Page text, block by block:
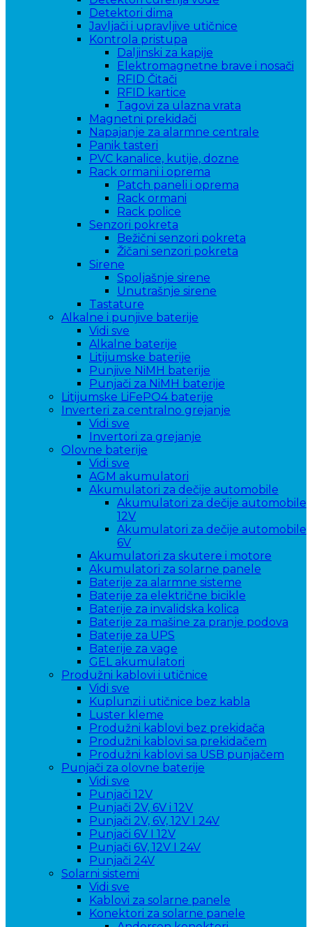
Detektori dima
Javljači i upravljive utičnice
Kontrola pristupa
Daljinski za kapije
Elektromagnetne brave i nosači
RFID Čitači
RFID kartice
Tagovi za ulazna vrata
Magnetni prekidači
Napajanje za alarmne centrale
Panik tasteri
PVC kanalice, kutije, dozne
Rack ormani i oprema
Patch paneli i oprema
Rack ormani
Rack police
Senzori pokreta
Bežični senzori pokreta
Žičani senzori pokreta
Sirene
Spoljašnje sirene
Unutrašnje sirene
Tastature
Alkalne i punjive baterije
Vidi sve
Alkalne baterije
Litijumske baterije
Punjive NiMH baterije
Punjači za NiMH baterije
Litijumske LiFePO4 baterije
Inverteri za centralno grejanje
Vidi sve
Invertori za grejanje
Olovne baterije
Vidi sve
AGM akumulatori
Akumulatori za dečije automobile
Akumulatori za dečije automobile
12V
Akumulatori za dečije automobile
6V
Akumulatori za skutere i motore
Akumulatori za solarne panele
Baterije za alarmne sisteme
Baterije za električne bicikle
Baterije za invalidska kolica
Baterije za mašine za pranje podova
Baterije za UPS
Baterije za vage
GEL akumulatori
Produžni kablovi i utičnice
Vidi sve
Kuplunzi i utičnice bez kabla
Luster kleme
Produžni kablovi bez prekidača
Produžni kablovi sa prekidačem
Produžni kablovi sa USB punjačem
Punjači za olovne baterije
Vidi sve
Punjači 12V
Punjači 2V, 6V i 12V
Punjači 2V, 6V, 12V I 24V
Punjači 6V I 12V
Punjači 6V, 12V I 24V
Punjači 24V
Solarni sistemi
Vidi sve
Kablovi za solarne panele
Konektori za solarne panele